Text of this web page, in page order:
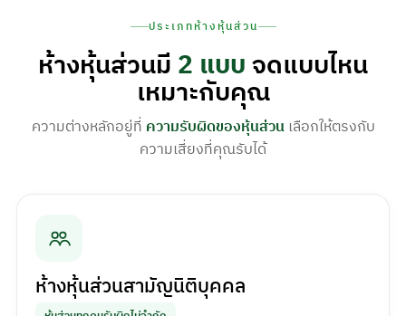
ประเภทห้างหุ้นส่วน
ห้างหุ้นส่วนมี2 แบบจดแบบไหน
เหมาะกับคุณ
ความต่างหลักอยู่ที่ ความรับผิดของหุ้นส่วนเลือกให้ตรงกับ
ความเสี่ยงที่คุณรับได้
ห้างหุ้นส่วนสามัญนิติบุคคล